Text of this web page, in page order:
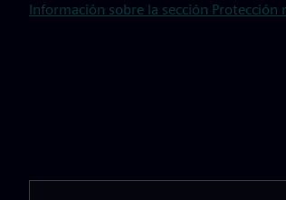
Información sobre la sección